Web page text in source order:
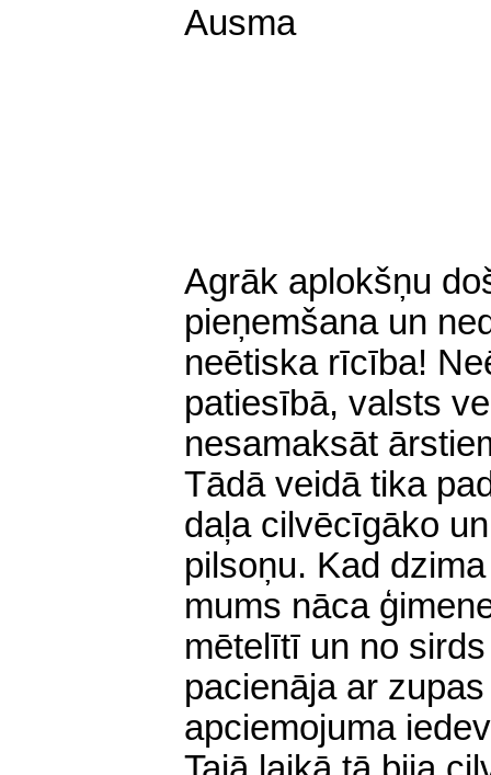
Ausma
Agrāk aplokšņu
pieņemšana un
neētiska rīcība!
patiesībā, valsts
nesamaksāt
Tādā veidā tika
daļa cilvēcīgāko
pilsoņu. Kad
mums nāca
mētelītī un no
pacienāja ar
apciemojuma